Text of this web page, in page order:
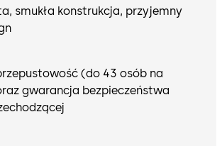
smukła konstrukcja, przyjemny
(do 43 osób na
gwarancja bezpieczeństwa